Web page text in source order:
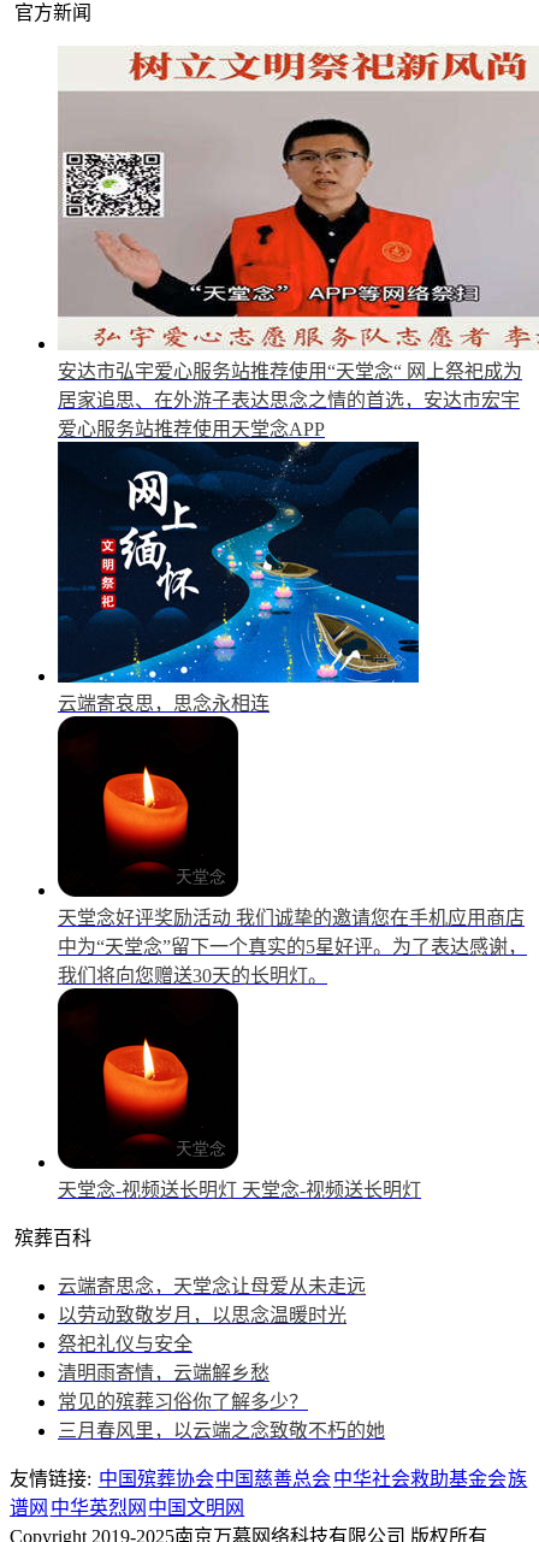
官方新闻
安达市弘宇爱心服务站推荐使用“天堂念“ 网上祭祀成为
居家追思、在外游子表达思念之情的首选，安达市宏宇
爱心服务站推荐使用天堂念APP
云端寄哀思，思念永相连
天堂念好评奖励活动 我们诚挚的邀请您在手机应用商店
中为“天堂念”留下一个真实的5星好评。为了表达感谢，
我们将向您赠送30天的长明灯。
天堂念-视频送长明灯 天堂念-视频送长明灯
殡葬百科
云端寄思念，天堂念让母爱从未走远
以劳动致敬岁月，以思念温暖时光
祭祀礼仪与安全
清明雨寄情，云端解乡愁
常见的殡葬习俗你了解多少？
三月春风里，以云端之念致敬不朽的她
友情链接: 中国殡葬协会中国慈善总会中华社会救助基金会族
谱网 中华英烈网 中国文明网
Copyright 2019-2025南京万慕网络科技有限公司 版权所有